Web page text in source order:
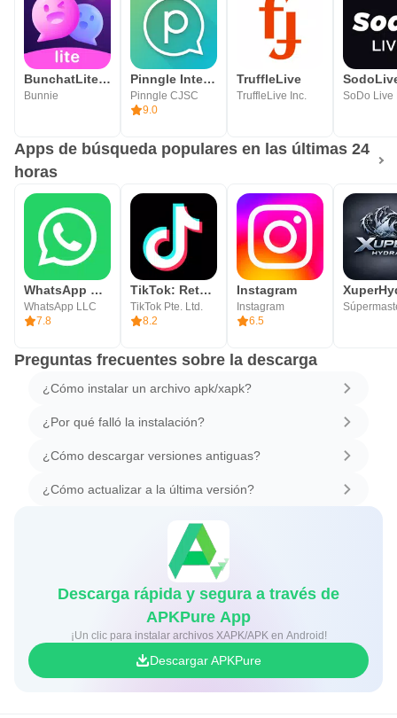
BunchatLite Video chat
Bunnie
Pinngle International Calling
Pinngle CJSC
9.0
TruffleLive
TruffleLive Inc.
Apps de búsqueda populares en las últimas 24
horas
WhatsApp Messenger
WhatsApp LLC
7.8
TikTok: Retos, Vídeos & Música
TikTok Pte. Ltd.
8.2
Instagram
Instagram
6.5
Preguntas frecuentes sobre la descarga
¿Cómo instalar un archivo apk/xapk?
¿Por qué falló la instalación?
¿Cómo descargar versiones antiguas?
¿Cómo actualizar a la última versión?
Descarga rápida y segura a través de
APKPure App
¡Un clic para instalar archivos XAPK/APK en Android!
Descargar APKPure